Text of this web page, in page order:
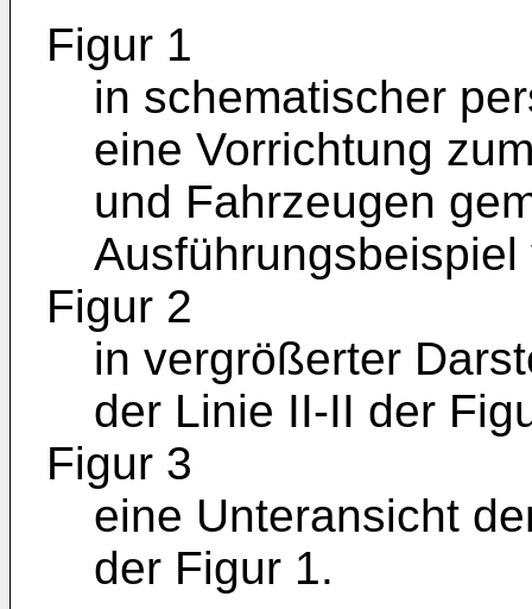
Figur 1
in schematischer
eine Vorrichtung
und Fahrzeugen
Figur 2
in vergrößerter
der Linie II-II der
Figur 3
eine Unteransicht
der Figur 1.